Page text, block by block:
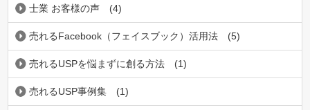
士業 お客様の声 (4)
売れるFacebook（フェイスブック）活用法 (5)
売れるUSPを悩まずに創る方法 (1)
売れるUSP事例集 (1)